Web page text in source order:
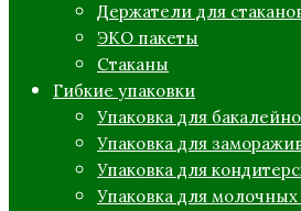
Держатели для
ЭКО пакеты
Стаканы
Гибкие упаковки
Упаковка для
Упаковка для
Упаковка для
Упаковка для молочных